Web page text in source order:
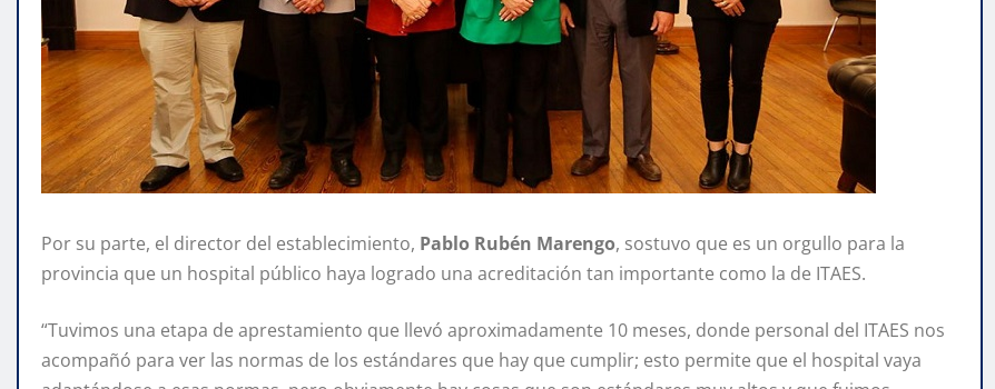
Por su parte, el director del establecimiento, Pablo Rubén Marengo, sostuvo que es un orgullo para la
provincia que un hospital público haya logrado una acreditación tan importante como la de ITAES.
“Tuvimos una etapa de aprestamiento que llevó aproximadamente 10 meses, donde personal del ITAES nos
acompañó para ver las normas de los estándares que hay que cumplir; esto permite que el hospital vaya